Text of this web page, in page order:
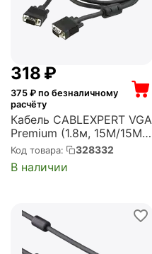
‍318‍ ₽
375 ₽ по безналичному
расчёту
Кабель CABLEXPERT VGA
Premium (1.8м, 15M/15M,
черный, тройн.экран,
феррит.кольца, пакет)
(CC-PPVGA-6B)
Код товара: 328332
В наличии